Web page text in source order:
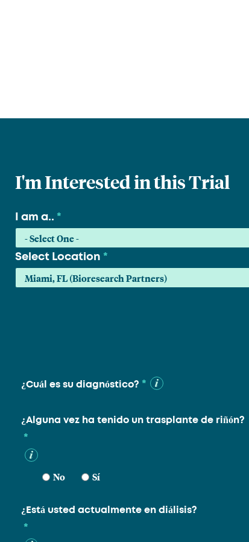
I'm Interested in this Trial
I am a.. *
Select Location *
¿Cuál es su diagnóstico? *
¿Alguna vez ha tenido un trasplante de riñón?
*
No Sí
¿Está usted actualmente en diálisis?
*